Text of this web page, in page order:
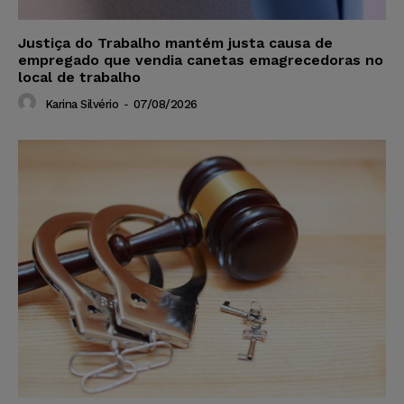
Justiça do Trabalho mantém justa causa de
empregado que vendia canetas emagrecedoras no
local de trabalho
Karina Silvério - 07/08/2026